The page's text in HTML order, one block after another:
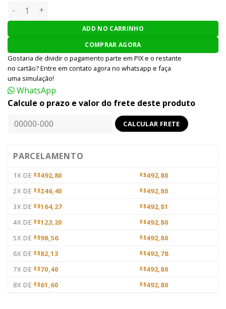
Carregador Airsoft VB LIPO/NIMH/NICD B606,B6 quantidade
ADD NO CARRINHO
COMPRAR AGORA
Gostaria de dividir o pagamento parte em PIX e o restante
no cartão? Entre em contato agora no whatsapp e faça
uma simulação!
WhatsApp
Calcule o prazo e valor do frete deste produto
PARCELAMENTO
1X DE R$492,80 R$492,80
2X DE R$246,40 R$492,80
3X DE R$164,27 R$492,81
4X DE R$123,20 R$492,80
5X DE R$98,56 R$492,80
6X DE R$82,13 R$492,78
7X DE R$70,40 R$492,80
8X DE R$61,60 R$492,80